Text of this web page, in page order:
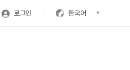
로그인 한국어